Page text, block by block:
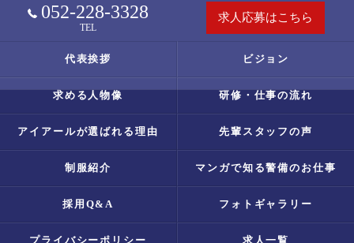
052-228-3328
TEL
求人応募はこちら
代表挨拶 ビジョン
求める人物像 研修・仕事の流れ
アイアールが選ばれる理由 先輩スタッフの声
制服紹介 マンガで知る警備のお仕事
採用Q&A フォトギャラリー
プライバシーポリシー 求人一覧